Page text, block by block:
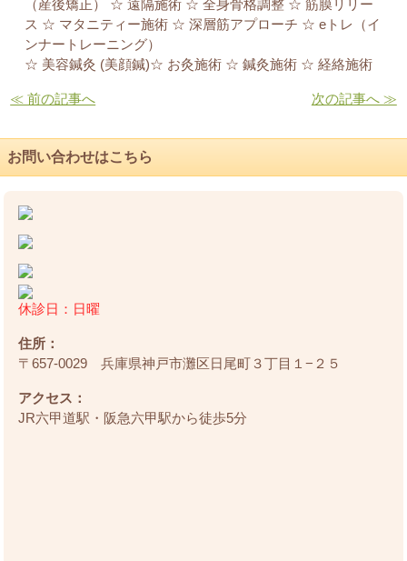
（産後矯正） ☆ 遠隔施術 ☆ 全身骨格調整 ☆ 筋膜リリー
ス ☆ マタニティー施術 ☆ 深層筋アプローチ ☆ eトレ（イ
ンナートレーニング）
☆ 美容鍼灸 (美顔鍼)☆ お灸施術 ☆ 鍼灸施術 ☆ 経絡施術
≪ 前の記事へ 次の記事へ ≫
お問い合わせはこちら
休診日：日曜
住所：
〒657-0029 兵庫県神戸市灘区日尾町３丁目１−２５
アクセス：
JR六甲道駅・阪急六甲駅から徒歩5分